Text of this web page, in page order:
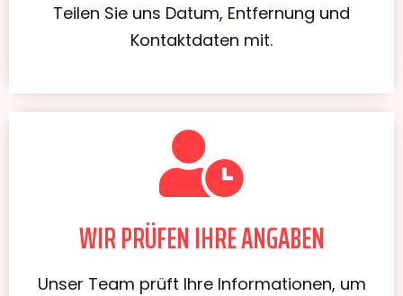
Teilen Sie uns Datum, Entfernung und
Kontaktdaten mit.
WIR PRÜFEN IHRE ANGABEN
Unser Team prüft Ihre Informationen, um